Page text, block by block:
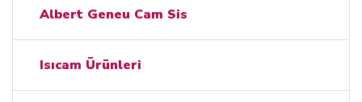
Albert Geneu Cam Sis
Isıcam Ürünleri